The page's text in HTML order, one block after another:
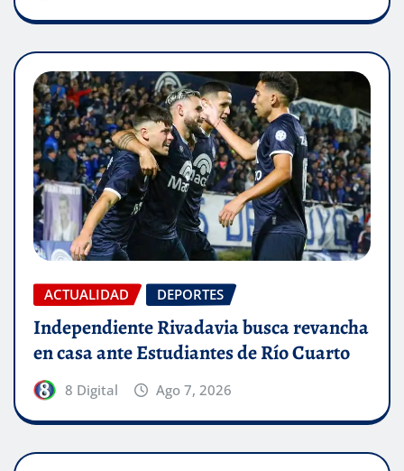
ACTUALIDAD DEPORTES
Independiente Rivadavia busca revancha
en casa ante Estudiantes de Río Cuarto
8 Digital Ago 7, 2026